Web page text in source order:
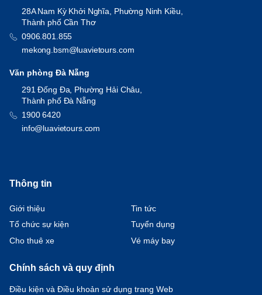
28A Nam Kỳ Khởi Nghĩa, Phường Ninh Kiều,
Thành phố Cần Thơ
0906.801.855
mekong.bsm@luavietours.com
Văn phòng Đà Nẵng
291 Đống Đa, Phường Hải Châu,
Thành phố Đà Nẵng
1900 6420
info@luavietours.com
Thông tin
Giới thiệu
Tổ chức sự kiện
Cho thuê xe
Vé máy bay
Tin tức
Tuyển dụng
Chính sách và quy định
Điều kiện và Điều khoản sử dụng trang Web